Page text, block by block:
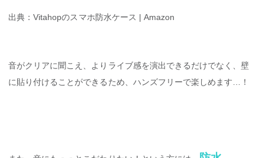
出典：Vitahopのスマホ防水ケース | Amazon
音がクリアに聞こえ、よりライブ感を演出できるだけでなく、壁
に貼り付けることができるため、ハンズフリーで楽しめます…！